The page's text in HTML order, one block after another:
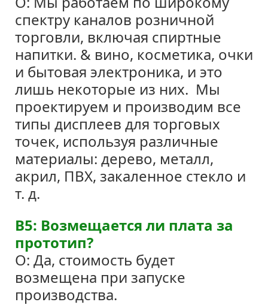
спектру каналов розничной
торговли, включая спиртные
напитки. & вино, косметика, очки
и бытовая электроника, и это
лишь некоторые из них. Мы
проектируем и производим все
типы дисплеев для торговых
точек, используя различные
материалы: дерево, металл,
акрил, ПВХ, закаленное стекло и
т. д.
В5: Возмещается ли плата за
прототип?
О: Да, стоимость будет
возмещена при запуске
производства.